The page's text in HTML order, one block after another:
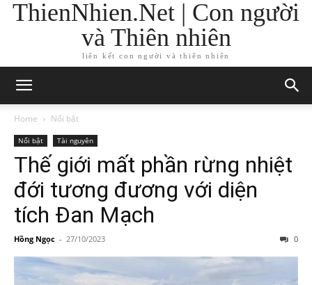
ThienNhien.Net | Con người
và Thiên nhiên
liên kết con người và thiên nhiên
Home Nổi bật
Nổi bật Tài nguyên
Thế giới mất phần rừng nhiệt
đới tương đương với diện
tích Đan Mạch
Hồng Ngọc - 27/10/2023 0